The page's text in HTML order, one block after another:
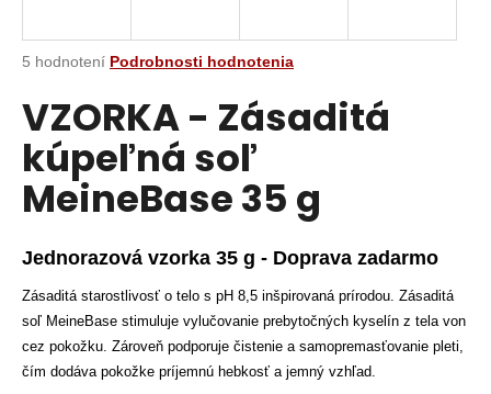
Priemerné
produktu
je
3,6
5
hviezdičiek.
5 hodnotení Podrobnosti hodnotenia
VZORKA - Zásaditá
kúpeľná soľ
MeineBase 35 g
Jednorazová vzorka 35 g - Doprava zadarmo
Zásaditá starostlivosť o telo s pH 8,5 inšpirovaná prírodou. Zásaditá
soľ MeineBase stimuluje vylučovanie prebytočných kyselín z tela von
cez pokožku. Zároveň podporuje čistenie a samopremasťovanie pleti,
čím dodáva pokožke príjemnú hebkosť a jemný vzhľad.
j
ť
?
HĽADAŤ
O
d